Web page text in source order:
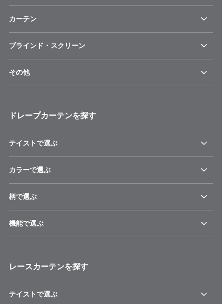
カーテン
ブラインド・スクリーン
その他
ドレープカーテンを探す
テイストで選ぶ
カラーで選ぶ
柄で選ぶ
機能で選ぶ
レースカーテンを探す
テイストで選ぶ